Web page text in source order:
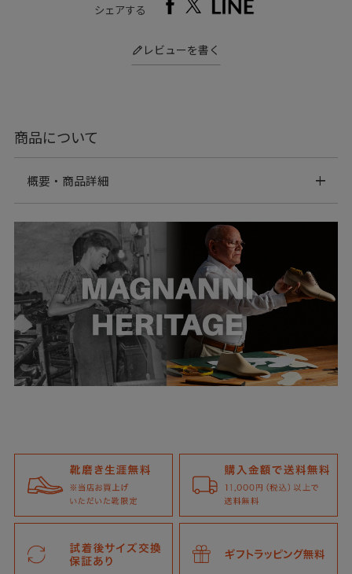
シェアする
レビューを書く
商品について
概要・商品詳細
全体にツートンに仕上げた、今季マグナーニの代表モデル。